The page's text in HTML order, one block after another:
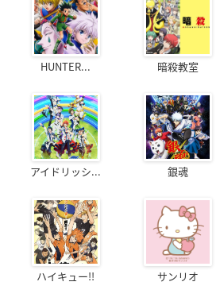
HUNTER... 暗殺教室
アイドリッシ... 銀魂
ハイキュー!! サンリオ